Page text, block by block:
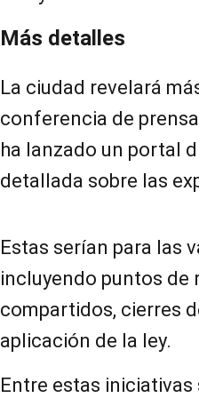
Más detalles
La ciudad revelará
conferencia de
ha lanzado un portal
detallada sobre las
Estas serían para las
incluyendo puntos de
compartidos, cierres
aplicación de la ley.
Entre estas